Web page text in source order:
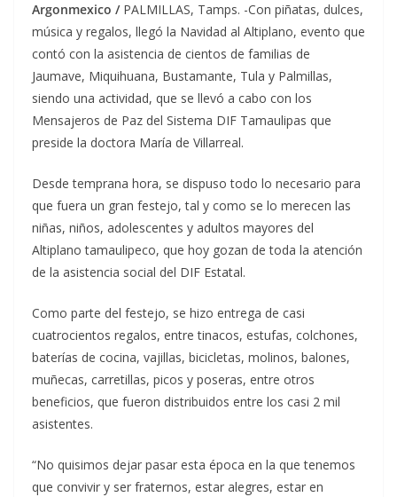
Argonmexico / PALMILLAS, Tamps. -Con piñatas, dulces,
música y regalos, llegó la Navidad al Altiplano, evento que
contó con la asistencia de cientos de familias de
Jaumave, Miquihuana, Bustamante, Tula y Palmillas,
siendo una actividad, que se llevó a cabo con los
Mensajeros de Paz del Sistema DIF Tamaulipas que
preside la doctora María de Villarreal.
Desde temprana hora, se dispuso todo lo necesario para
que fuera un gran festejo, tal y como se lo merecen las
niñas, niños, adolescentes y adultos mayores del
Altiplano tamaulipeco, que hoy gozan de toda la atención
de la asistencia social del DIF Estatal.
Como parte del festejo, se hizo entrega de casi
cuatrocientos regalos, entre tinacos, estufas, colchones,
baterías de cocina, vajillas, bicicletas, molinos, balones,
muñecas, carretillas, picos y poseras, entre otros
beneficios, que fueron distribuidos entre los casi 2 mil
asistentes.
“No quisimos dejar pasar esta época en la que tenemos
que convivir y ser fraternos, estar alegres, estar en